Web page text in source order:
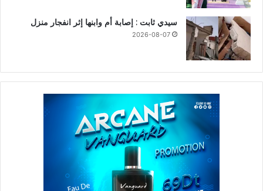
سيدي ثابت : إصابة أم وابنها إثر انفجار منزل
2026-08-07